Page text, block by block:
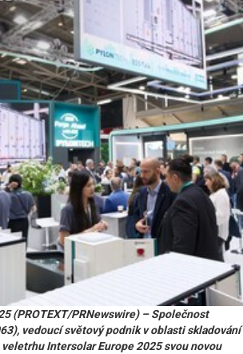
(PROTEXT/PRNewswire) – Společnost
vedoucí světový podnik v oblasti skladování
Intersolar Europe 2025 svou novou